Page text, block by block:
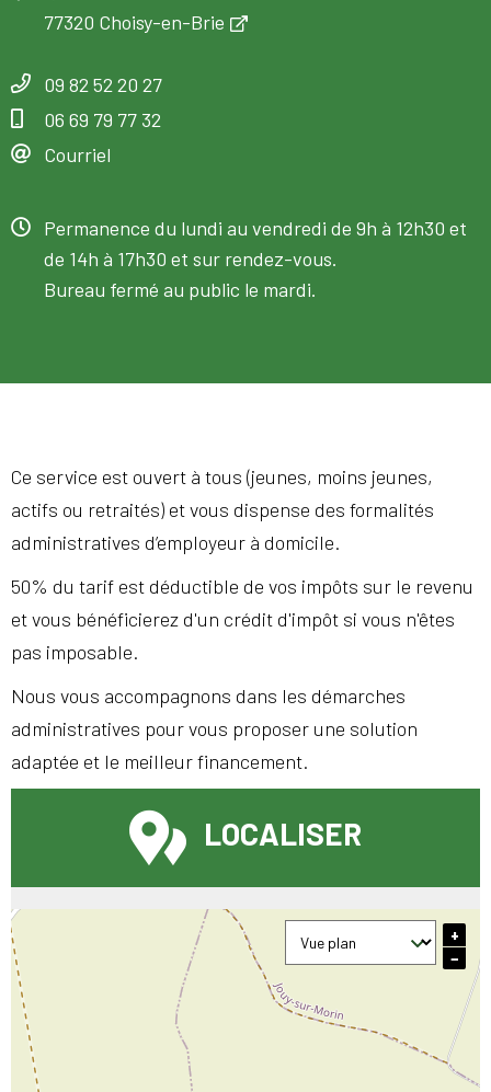
77320 Choisy-en-Brie
09 82 52 20 27
06 69 79 77 32
Courriel
Permanence du lundi au vendredi de 9h à 12h30 et
de 14h à 17h30 et sur rendez-vous.
Bureau fermé au public le mardi.
Ce service est ouvert à tous (jeunes, moins jeunes,
actifs ou retraités) et vous dispense des formalités
administratives d’employeur à domicile.
50% du tarif est déductible de vos impôts sur le revenu
et vous bénéficierez d'un crédit d'impôt si vous n'êtes
pas imposable.
Nous vous accompagnons dans les démarches
administratives pour vous proposer une solution
adaptée et le meilleur financement.
LOCALISER
+
−